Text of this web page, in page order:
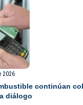
2026
continúan
diálogo